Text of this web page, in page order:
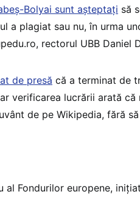
Bolyai sunt așteptați să
a plagiat sau nu, în urma
rectorul UBB Daniel
de presă că a terminat de
verificarea lucrării arată că
de pe Wikipedia, fără
al Fondurilor europene,